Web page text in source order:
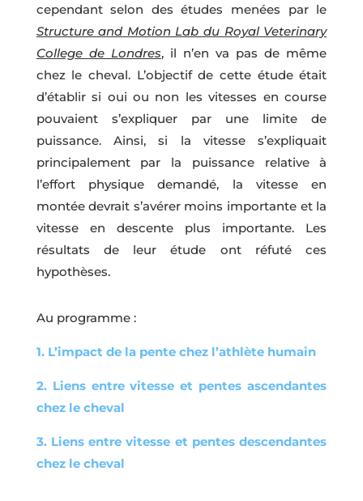
cependant selon des études menées par le
Structure and Motion Lab du Royal Veterinary
College de Londres, il n’en va pas de même
chez le cheval. L’objectif de cette étude était
d’établir si oui ou non les vitesses en course
pouvaient s’expliquer par une limite de
puissance. Ainsi, si la vitesse s’expliquait
principalement par la puissance relative à
l’effort physique demandé, la vitesse en
montée devrait s’avérer moins importante et la
vitesse en descente plus importante. Les
résultats de leur étude ont réfuté ces
hypothèses.
Au programme :
1. L’impact de la pente chez l’athlète humain
2. Liens entre vitesse et pentes ascendantes
chez le cheval
3. Liens entre vitesse et pentes descendantes
chez le cheval